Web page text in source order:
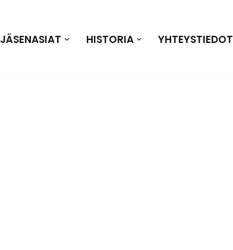
JÄSENASIAT HISTORIA YHTEYSTIEDOT